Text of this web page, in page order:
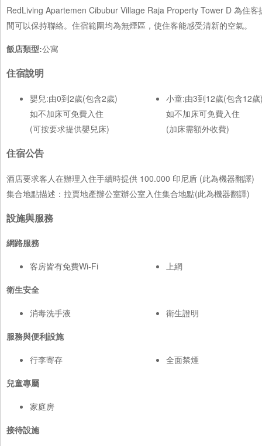
RedLiving Apartemen Cibubur Village Raja Property Tower D 為住
間可以保持聯絡。住宿範圍均為無煙區，使住客能感受清新的空氣。
飯店類型:公寓
住宿說明
嬰兒:由0到2歲(包含2歲)
如不加床可免費入住
(可按要求提供嬰兒床)
小童:由3到12歲(包含12
如不加床可免費入住
(加床需額外收費)
住宿公告
酒店要求客人在辦理入住手續時提供 100.000 印尼盾 (此為機器翻譯)
集合地點描述：拉賈地產辦公室辦公室入住集合地點(此為機器翻譯)
設施與服務
網路服務
客房皆有免費Wi-Fi
上網
衛生安全
消毒洗手液
衛生證明
服務與便利設施
行李寄存
全面禁煙
兒童專屬
家庭房
接待設施